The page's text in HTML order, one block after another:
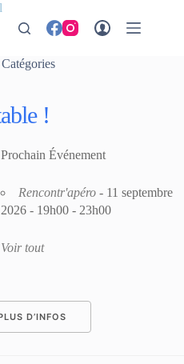
Catégories
!
Prochain Événement
Rencontr'apéro - 11 septembre
2026 - 19h00 - 23h00
Voir tout
D’INFOS